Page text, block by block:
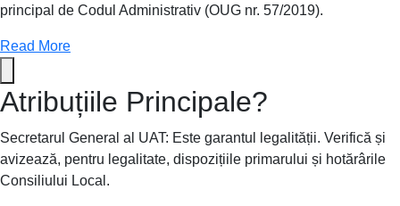
principal de Codul Administrativ (OUG nr. 57/2019).
Read More
Atribuțiile Principale?
Secretarul General al UAT: Este garantul legalității. Verifică și
avizează, pentru legalitate, dispozițiile primarului și hotărârile
Consiliului Local.